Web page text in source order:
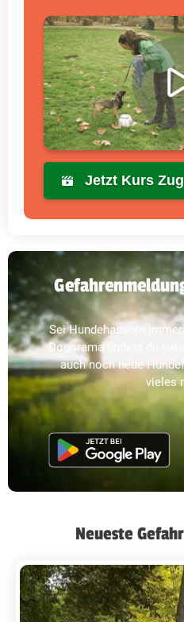
Jetzt Kurs
Sei Hundehassern
Dogorama findest du
auch noch neue
vieles
Neueste